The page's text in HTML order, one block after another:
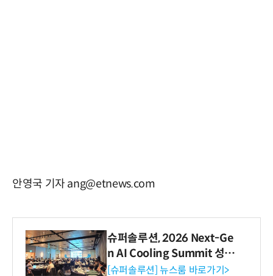
안영국 기자 ang@etnews.com
슈퍼솔루션, 2026 Next-Ge
n AI Cooling Summit 성황
리 성료
[슈퍼솔루션] 뉴스룸 바로가기>